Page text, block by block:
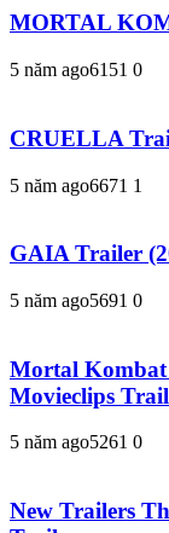
MORTAL
5 năm ago6151 0
CRUELLA
5 năm ago6671 1
GAIA Trailer
5 năm ago5691 0
Mortal Kombat
Movieclips
5 năm ago5261 0
New Trailers